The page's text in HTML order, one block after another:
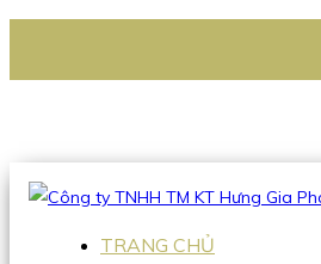
Hotline:0938 336 079
TRANG CHỦ